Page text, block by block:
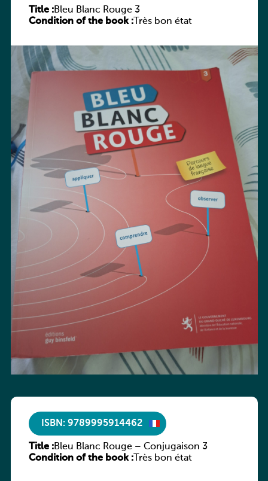
Title :Bleu Blanc Rouge 3
Condition of the book :Très bon état
ISBN: 9789995914462
Title :Bleu Blanc Rouge – Conjugaison 3
Condition of the book :Très bon état